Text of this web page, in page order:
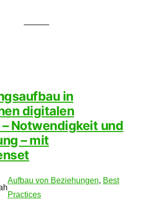
in
digitalen
Notwendigkeit und
– mit
Aufbau von Beziehungen, Best
Practices